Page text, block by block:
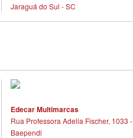
Jaraguá do Sul - SC
Edecar Multimarcas
Rua Professora Adelia Fischer, 1033 -
Baependi